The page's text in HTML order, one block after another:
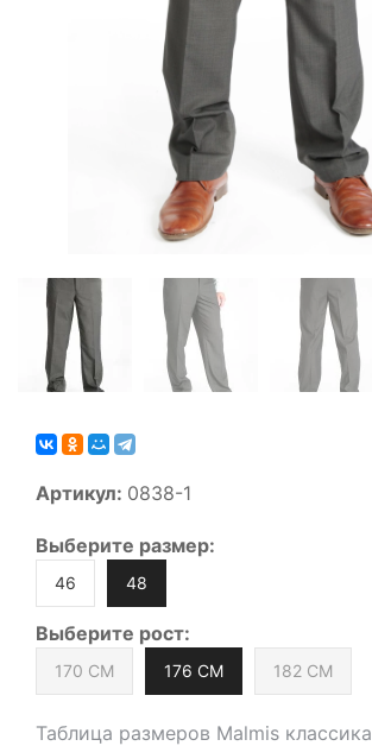
Артикул: 0838-1
Выберите размер:
46 48
Выберите рост:
170 СМ 176 СМ 182 СМ
Таблица размеров Malmis классика